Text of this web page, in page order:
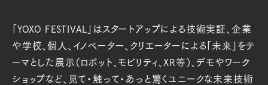
「YOXO FESTIVAL」はスタートアップによる技術実証、企業
や学校、個人、イノベーター、クリエーターによる「未来」をテ
ーマとした展示（ロボット、モビリティ、XR等）、デモやワーク
ショップなど、見て・触って・あっと驚くユニークな未来技術